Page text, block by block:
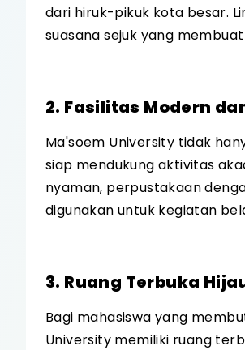
dari hiruk-pikuk kota besar.
suasana sejuk yang
2. Fasilitas Modern
Ma'soem University tidak
siap mendukung aktivitas
nyaman, perpustakaan
digunakan untuk kegiatan
3. Ruang Terbuka
Bagi mahasiswa yang
University memiliki ruang